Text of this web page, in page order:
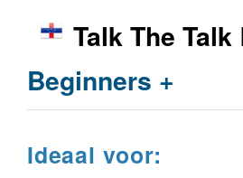
Talk The Talk
Beginners +
Ideaal voor: